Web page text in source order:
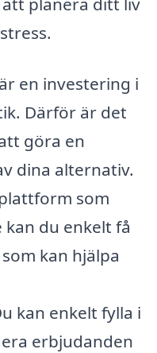
en investering i
Därför är det
göra en
dina alternativ.
som
du enkelt få
kan hjälpa
kan enkelt fylla i
erbjudanden